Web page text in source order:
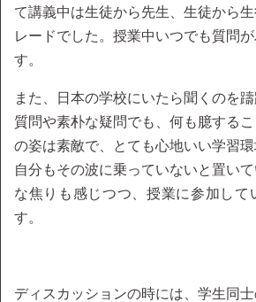
て講義中は生徒から先生、生徒から
レードでした。授業中いつでも質問
す。
また、日本の学校にいたら聞くのを
質問や素朴な疑問でも、何も臆する
の姿は素敵で、とても心地いい学習環
自分もその波に乗っていないと置い
な焦りも感じつつ、授業に参加して
す。
ディスカッションの時には、学生同